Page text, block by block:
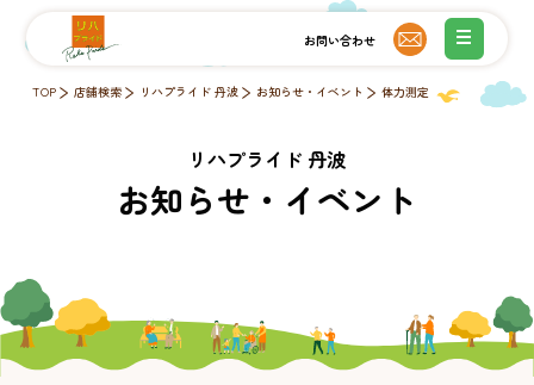
TOP 店舗検索 リハプライド 丹波 お知らせ・イベント 体力測定
リハプライド 丹波
お知らせ・イベント